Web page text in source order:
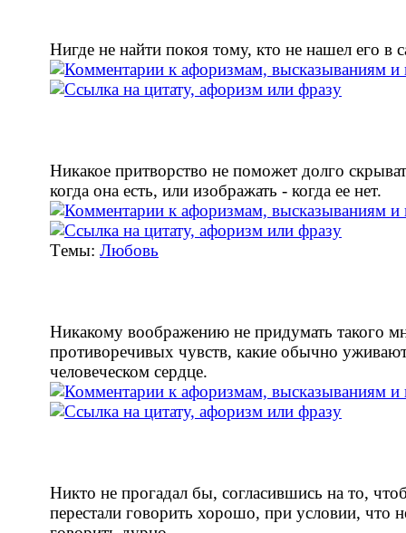
Нигде не найти покоя тому, кто не нашел его в
Никакое притворство не поможет долго
когда она есть, или изображать - когда ее нет.
Tемы: Любовь
Никакому воображению не придумать такого
противоречивых чувств, какие обычно
человеческом сердце.
Никто не прогадал бы, согласившись на то,
перестали говорить хорошо, при условии, что